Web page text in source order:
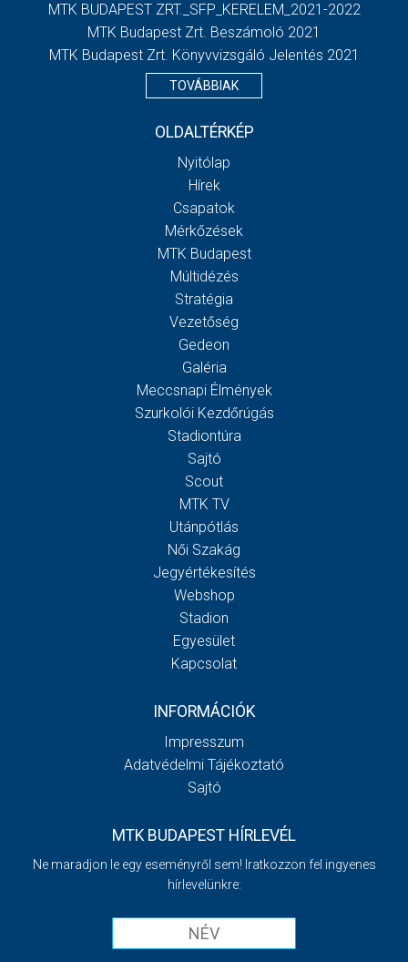
MTK BUDAPEST ZRT._SFP_KERELEM_2021-2022
MTK Budapest Zrt. Beszámoló 2021
MTK Budapest Zrt. Könyvvizsgáló Jelentés 2021
TOVÁBBIAK
OLDALTÉRKÉP
Nyitólap
Hírek
Csapatok
Mérkőzések
MTK Budapest
Múltidézés
Stratégia
Vezetőség
Gedeon
Galéria
Meccsnapi Élmények
Szurkolói Kezdőrúgás
Stadiontúra
Sajtó
Scout
MTK TV
Utánpótlás
Női Szakág
Jegyértékesítés
Webshop
Stadion
Egyesület
Kapcsolat
INFORMÁCIÓK
Impresszum
Adatvédelmi Tájékoztató
Sajtó
MTK BUDAPEST HÍRLEVÉL
Ne maradjon le egy eseményről sem! Iratkozzon fel ingyenes
hírlevelünkre: